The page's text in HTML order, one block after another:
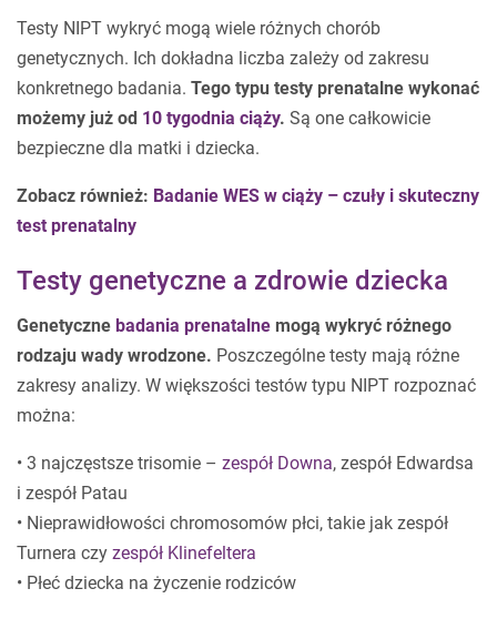
Testy NIPT wykryć mogą wiele różnych chorób
genetycznych. Ich dokładna liczba zależy od zakresu
konkretnego badania. Tego typu testy prenatalne wykonać
możemy już od 10 tygodnia ciąży. Są one całkowicie
bezpieczne dla matki i dziecka.
Zobacz również: Badanie WES w ciąży – czuły i skuteczny
test prenatalny
Testy genetyczne a zdrowie dziecka
Genetyczne badania prenatalne mogą wykryć różnego
rodzaju wady wrodzone. Poszczególne testy mają różne
zakresy analizy. W większości testów typu NIPT rozpoznać
można:
• 3 najczęstsze trisomie – zespół Downa, zespół Edwardsa
i zespół Patau
• Nieprawidłowości chromosomów płci, takie jak zespół
Turnera czy zespół Klinefeltera
• Płeć dziecka na życzenie rodziców